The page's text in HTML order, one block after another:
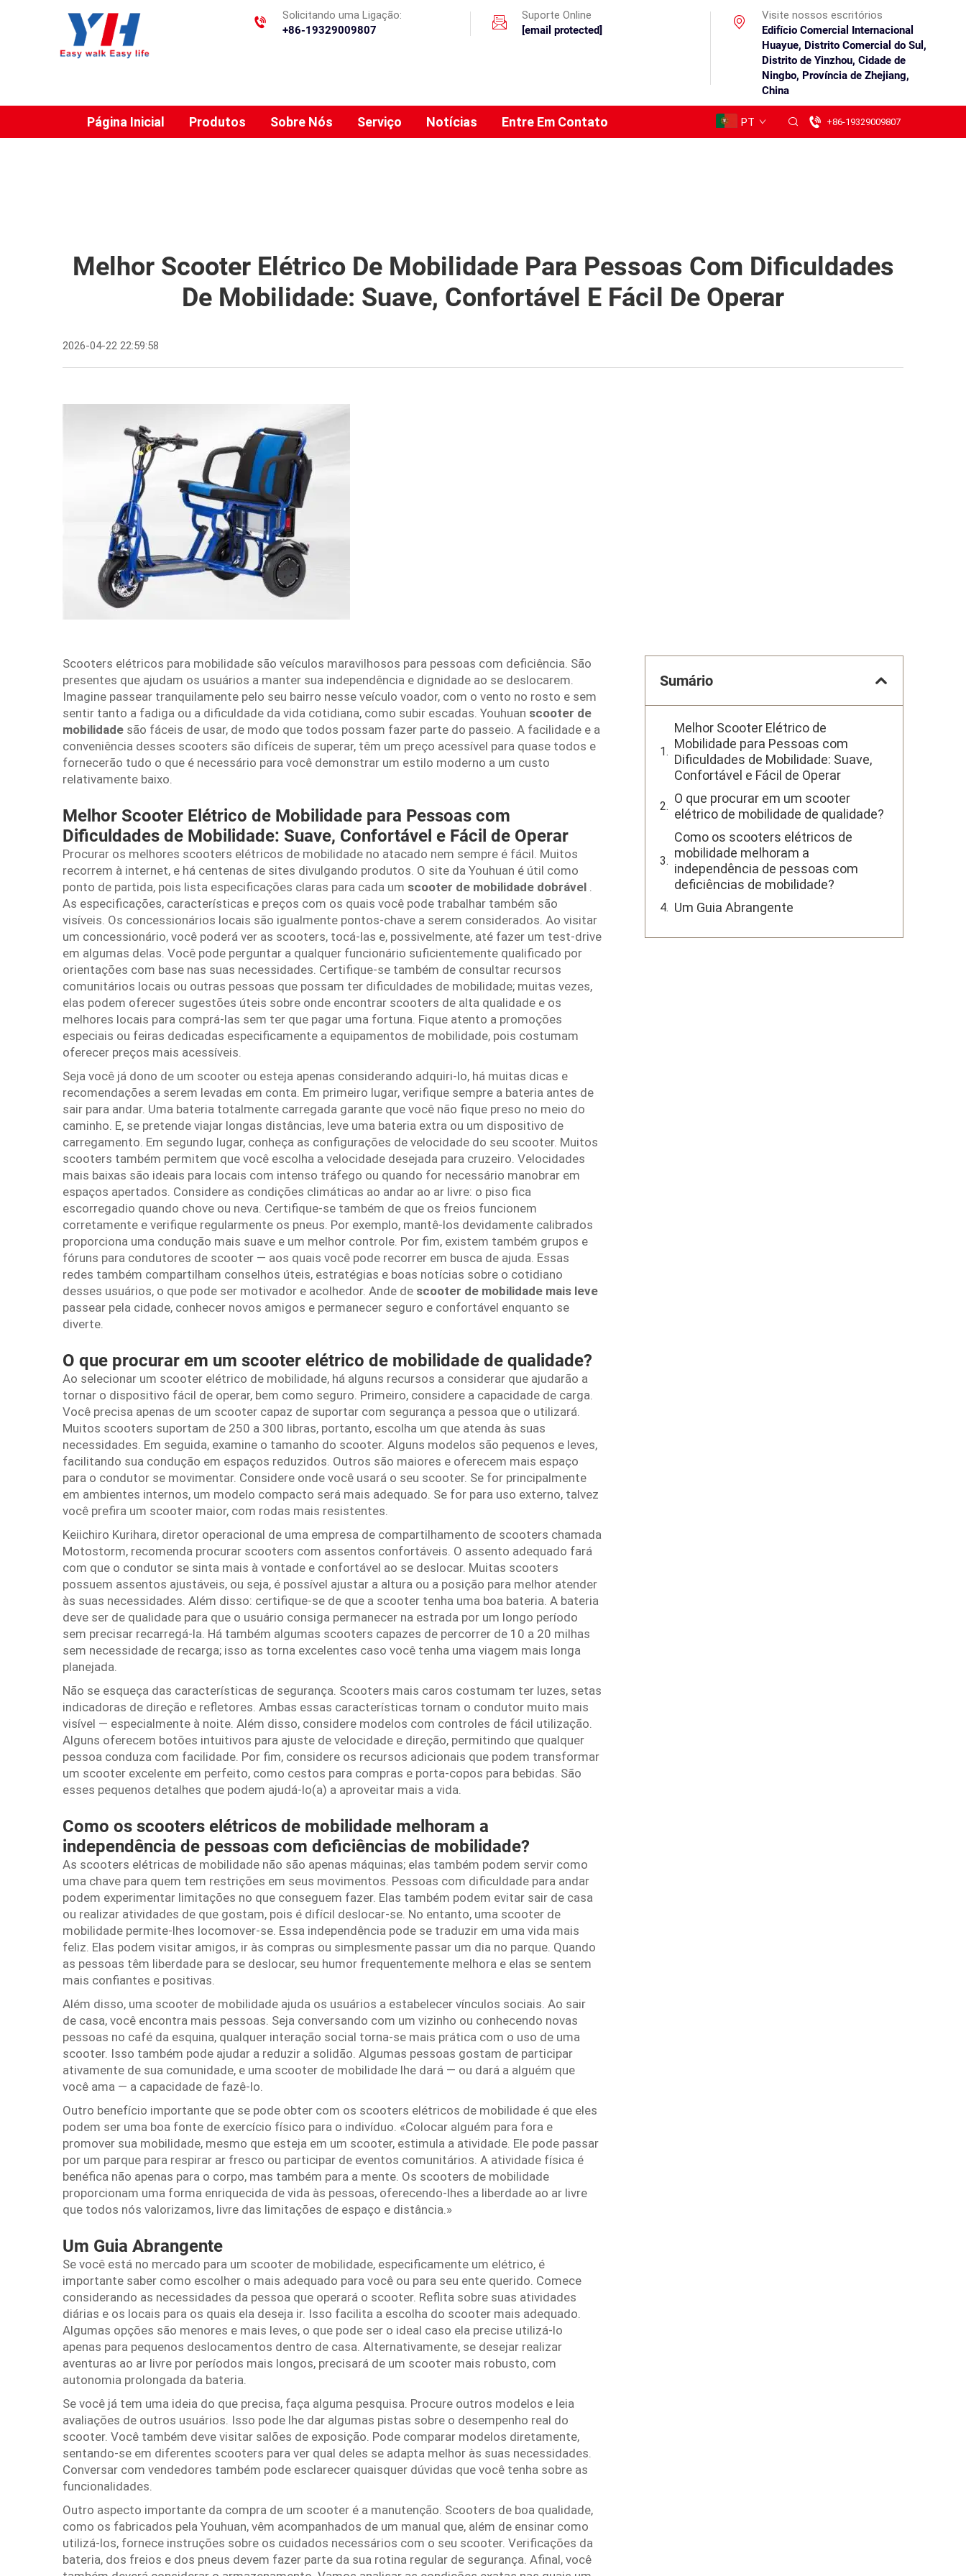
Solicitando uma Ligação:
+86-19329009807
Suporte Online
[email protected]
Visite nossos escritórios
Edifício Comercial Internacional
Huayue, Distrito Comercial do Sul,
Distrito de Yinzhou, Cidade de
Ningbo, Província de Zhejiang,
China
Página Inicial Produtos Sobre Nós Serviço Notícias Entre Em Contato PT +86-19329009807
Melhor Scooter Elétrico De Mobilidade Para Pessoas Com Dificuldades
De Mobilidade: Suave, Confortável E Fácil De Operar
2026-04-22 22:59:58
Scooters elétricos para mobilidade são veículos maravilhosos para pessoas com deficiência. São
presentes que ajudam os usuários a manter sua independência e dignidade ao se deslocarem.
Imagine passear tranquilamente pelo seu bairro nesse veículo voador, com o vento no rosto e sem
sentir tanto a fadiga ou a dificuldade da vida cotidiana, como subir escadas. Youhuan scooter de
mobilidade são fáceis de usar, de modo que todos possam fazer parte do passeio. A facilidade e a
conveniência desses scooters são difíceis de superar, têm um preço acessível para quase todos e
fornecerão tudo o que é necessário para você demonstrar um estilo moderno a um custo
relativamente baixo.
Melhor Scooter Elétrico de Mobilidade para Pessoas com
Dificuldades de Mobilidade: Suave, Confortável e Fácil de Operar
Procurar os melhores scooters elétricos de mobilidade no atacado nem sempre é fácil. Muitos
recorrem à internet, e há centenas de sites divulgando produtos. O site da Youhuan é útil como
ponto de partida, pois lista especificações claras para cada um scooter de mobilidade dobrável .
As especificações, características e preços com os quais você pode trabalhar também são
visíveis. Os concessionários locais são igualmente pontos-chave a serem considerados. Ao visitar
um concessionário, você poderá ver as scooters, tocá-las e, possivelmente, até fazer um test-drive
em algumas delas. Você pode perguntar a qualquer funcionário suficientemente qualificado por
orientações com base nas suas necessidades. Certifique-se também de consultar recursos
comunitários locais ou outras pessoas que possam ter dificuldades de mobilidade; muitas vezes,
elas podem oferecer sugestões úteis sobre onde encontrar scooters de alta qualidade e os
melhores locais para comprá-las sem ter que pagar uma fortuna. Fique atento a promoções
especiais ou feiras dedicadas especificamente a equipamentos de mobilidade, pois costumam
oferecer preços mais acessíveis.
Seja você já dono de um scooter ou esteja apenas considerando adquiri-lo, há muitas dicas e
recomendações a serem levadas em conta. Em primeiro lugar, verifique sempre a bateria antes de
sair para andar. Uma bateria totalmente carregada garante que você não fique preso no meio do
caminho. E, se pretende viajar longas distâncias, leve uma bateria extra ou um dispositivo de
carregamento. Em segundo lugar, conheça as configurações de velocidade do seu scooter. Muitos
scooters também permitem que você escolha a velocidade desejada para cruzeiro. Velocidades
mais baixas são ideais para locais com intenso tráfego ou quando for necessário manobrar em
espaços apertados. Considere as condições climáticas ao andar ao ar livre: o piso fica
escorregadio quando chove ou neva. Certifique-se também de que os freios funcionem
corretamente e verifique regularmente os pneus. Por exemplo, mantê-los devidamente calibrados
proporciona uma condução mais suave e um melhor controle. Por fim, existem também grupos e
fóruns para condutores de scooter — aos quais você pode recorrer em busca de ajuda. Essas
redes também compartilham conselhos úteis, estratégias e boas notícias sobre o cotidiano
desses usuários, o que pode ser motivador e acolhedor. Ande de scooter de mobilidade mais leve
passear pela cidade, conhecer novos amigos e permanecer seguro e confortável enquanto se
diverte.
O que procurar em um scooter elétrico de mobilidade de qualidade?
Ao selecionar um scooter elétrico de mobilidade, há alguns recursos a considerar que ajudarão a
tornar o dispositivo fácil de operar, bem como seguro. Primeiro, considere a capacidade de carga.
Você precisa apenas de um scooter capaz de suportar com segurança a pessoa que o utilizará.
Muitos scooters suportam de 250 a 300 libras, portanto, escolha um que atenda às suas
necessidades. Em seguida, examine o tamanho do scooter. Alguns modelos são pequenos e leves,
facilitando sua condução em espaços reduzidos. Outros são maiores e oferecem mais espaço
para o condutor se movimentar. Considere onde você usará o seu scooter. Se for principalmente
em ambientes internos, um modelo compacto será mais adequado. Se for para uso externo, talvez
você prefira um scooter maior, com rodas mais resistentes.
Keiichiro Kurihara, diretor operacional de uma empresa de compartilhamento de scooters chamada
Motostorm, recomenda procurar scooters com assentos confortáveis. O assento adequado fará
com que o condutor se sinta mais à vontade e confortável ao se deslocar. Muitas scooters
possuem assentos ajustáveis, ou seja, é possível ajustar a altura ou a posição para melhor atender
às suas necessidades. Além disso: certifique-se de que a scooter tenha uma boa bateria. A bateria
deve ser de qualidade para que o usuário consiga permanecer na estrada por um longo período
sem precisar recarregá-la. Há também algumas scooters capazes de percorrer de 10 a 20 milhas
sem necessidade de recarga; isso as torna excelentes caso você tenha uma viagem mais longa
planejada.
Não se esqueça das características de segurança. Scooters mais caros costumam ter luzes, setas
indicadoras de direção e refletores. Ambas essas características tornam o condutor muito mais
visível — especialmente à noite. Além disso, considere modelos com controles de fácil utilização.
Alguns oferecem botões intuitivos para ajuste de velocidade e direção, permitindo que qualquer
pessoa conduza com facilidade. Por fim, considere os recursos adicionais que podem transformar
um scooter excelente em perfeito, como cestos para compras e porta-copos para bebidas. São
esses pequenos detalhes que podem ajudá-lo(a) a aproveitar mais a vida.
Como os scooters elétricos de mobilidade melhoram a
independência de pessoas com deficiências de mobilidade?
As scooters elétricas de mobilidade não são apenas máquinas; elas também podem servir como
uma chave para quem tem restrições em seus movimentos. Pessoas com dificuldade para andar
podem experimentar limitações no que conseguem fazer. Elas também podem evitar sair de casa
ou realizar atividades de que gostam, pois é difícil deslocar-se. No entanto, uma scooter de
mobilidade permite-lhes locomover-se. Essa independência pode se traduzir em uma vida mais
feliz. Elas podem visitar amigos, ir às compras ou simplesmente passar um dia no parque. Quando
as pessoas têm liberdade para se deslocar, seu humor frequentemente melhora e elas se sentem
mais confiantes e positivas.
Além disso, uma scooter de mobilidade ajuda os usuários a estabelecer vínculos sociais. Ao sair
de casa, você encontra mais pessoas. Seja conversando com um vizinho ou conhecendo novas
pessoas no café da esquina, qualquer interação social torna-se mais prática com o uso de uma
scooter. Isso também pode ajudar a reduzir a solidão. Algumas pessoas gostam de participar
ativamente de sua comunidade, e uma scooter de mobilidade lhe dará — ou dará a alguém que
você ama — a capacidade de fazê-lo.
Outro benefício importante que se pode obter com os scooters elétricos de mobilidade é que eles
podem ser uma boa fonte de exercício físico para o indivíduo. «Colocar alguém para fora e
promover sua mobilidade, mesmo que esteja em um scooter, estimula a atividade. Ele pode passar
por um parque para respirar ar fresco ou participar de eventos comunitários. A atividade física é
benéfica não apenas para o corpo, mas também para a mente. Os scooters de mobilidade
proporcionam uma forma enriquecida de vida às pessoas, oferecendo-lhes a liberdade ao ar livre
que todos nós valorizamos, livre das limitações de espaço e distância.»
Um Guia Abrangente
Se você está no mercado para um scooter de mobilidade, especificamente um elétrico, é
importante saber como escolher o mais adequado para você ou para seu ente querido. Comece
considerando as necessidades da pessoa que operará o scooter. Reflita sobre suas atividades
diárias e os locais para os quais ela deseja ir. Isso facilita a escolha do scooter mais adequado.
Algumas opções são menores e mais leves, o que pode ser o ideal caso ela precise utilizá-lo
apenas para pequenos deslocamentos dentro de casa. Alternativamente, se desejar realizar
aventuras ao ar livre por períodos mais longos, precisará de um scooter mais robusto, com
autonomia prolongada da bateria.
Se você já tem uma ideia do que precisa, faça alguma pesquisa. Procure outros modelos e leia
avaliações de outros usuários. Isso pode lhe dar algumas pistas sobre o desempenho real do
scooter. Você também deve visitar salões de exposição. Pode comparar modelos diretamente,
sentando-se em diferentes scooters para ver qual deles se adapta melhor às suas necessidades.
Conversar com vendedores também pode esclarecer quaisquer dúvidas que você tenha sobre as
funcionalidades.
Outro aspecto importante da compra de um scooter é a manutenção. Scooters de boa qualidade,
como os fabricados pela Youhuan, vêm acompanhados de um manual que, além de ensinar como
utilizá-los, fornece instruções sobre os cuidados necessários com o seu scooter. Verificações da
bateria, dos freios e dos pneus devem fazer parte da sua rotina regular de segurança. Afinal, você
Sumário
Melhor Scooter Elétrico de
Mobilidade para Pessoas com
Dificuldades de Mobilidade: Suave,
Confortável e Fácil de Operar
O que procurar em um scooter
elétrico de mobilidade de qualidade?
Como os scooters elétricos de
mobilidade melhoram a
independência de pessoas com
deficiências de mobilidade?
Um Guia Abrangente